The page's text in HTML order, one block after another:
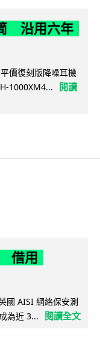
沿用六年
價復刻版降噪耳機
1000XM4...
閱讀
借用
國 AISI 網絡保安測
為近 3...
閱讀全文